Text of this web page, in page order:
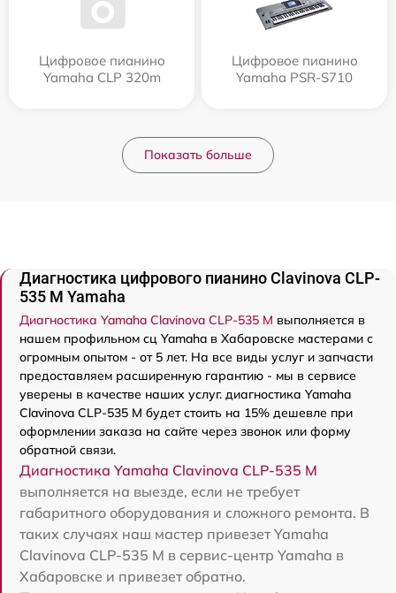
Цифровое пианино
Yamaha CLP 320m
Цифровое пианино
Yamaha PSR-S710
Показать больше
Диагностика цифрового пианино Clavinova CLP-
535 M Yamaha
Диагностика Yamaha Clavinova CLP-535 M выполняется в
нашем профильном сц Yamaha в Хабаровске мастерами с
огромным опытом - от 5 лет. На все виды услуг и запчасти
предоставляем расширенную гарантию - мы в сервисе
уверены в качестве наших услуг. диагностика Yamaha
Clavinova CLP-535 M будет стоить на 15% дешевле при
оформлении заказа на сайте через звонок или форму
обратной связи.
Диагностика Yamaha Clavinova CLP-535 M
выполняется на выезде, если не требует
габаритного оборудования и сложного ремонта. В
таких случаях наш мастер привезет Yamaha
Clavinova CLP-535 M в сервис-центр Yamaha в
Хабаровске и привезет обратно.